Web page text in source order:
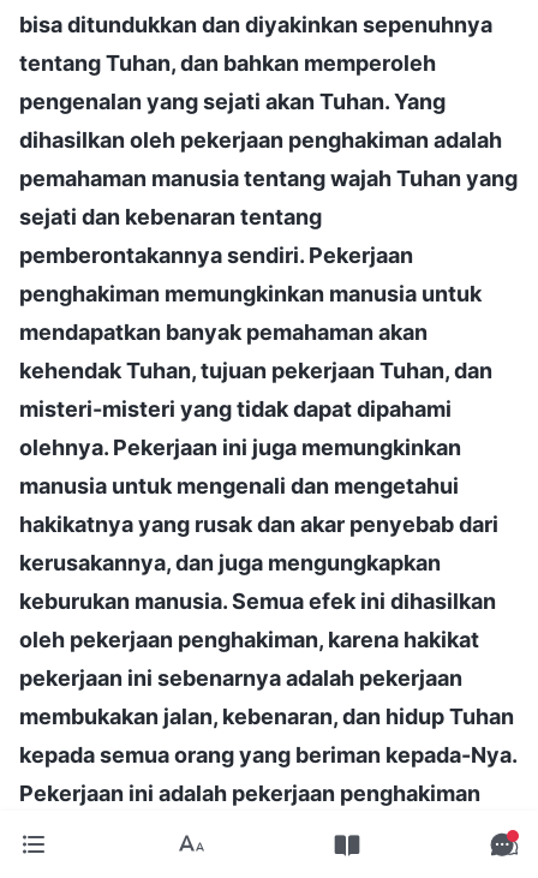
bisa ditundukkan dan diyakinkan sepenuhnya
tentang Tuhan, dan bahkan memperoleh
pengenalan yang sejati akan Tuhan. Yang
dihasilkan oleh pekerjaan penghakiman adalah
pemahaman manusia tentang wajah Tuhan yang
sejati dan kebenaran tentang
pemberontakannya sendiri. Pekerjaan
penghakiman memungkinkan manusia untuk
mendapatkan banyak pemahaman akan
kehendak Tuhan, tujuan pekerjaan Tuhan, dan
misteri-misteri yang tidak dapat dipahami
olehnya. Pekerjaan ini juga memungkinkan
manusia untuk mengenali dan mengetahui
hakikatnya yang rusak dan akar penyebab dari
kerusakannya, dan juga mengungkapkan
keburukan manusia. Semua efek ini dihasilkan
oleh pekerjaan penghakiman, karena hakikat
pekerjaan ini sebenarnya adalah pekerjaan
membukakan jalan, kebenaran, dan hidup Tuhan
kepada semua orang yang beriman kepada-Nya.
Pekerjaan ini adalah pekerjaan penghakiman
yang dilakukan oleh Tuhan
(Firman, Vol. 1,